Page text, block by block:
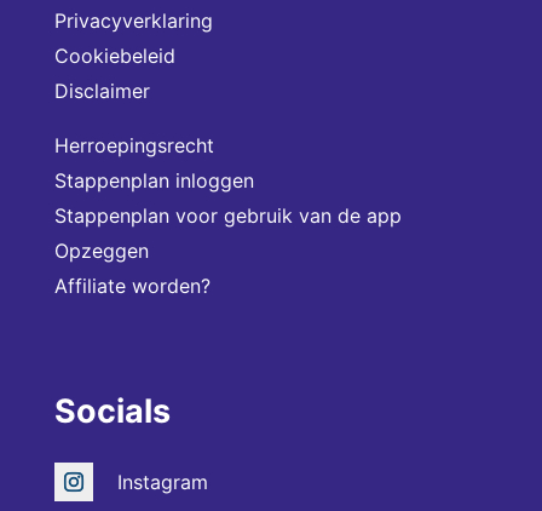
Privacyverklaring
Cookiebeleid
Disclaimer
Herroepingsrecht
Stappenplan inloggen
Stappenplan voor gebruik van de app
Opzeggen
Affiliate worden?
Socials